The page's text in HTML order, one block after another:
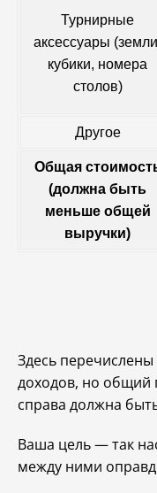
Турнирные
аксессуары
кубики, номера
столов)
Другое
Общая
(должна быть
меньше общей
выручки)
Здесь
доходов, но общий
справа должна
Ваша цель — так
между ними